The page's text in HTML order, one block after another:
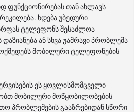
ფუნქციონირებას თან ახლავს
ხდება უბედური
ტელეფონს შესაძლოა
ან სხვა უამრავი პრობლემა
მობილური ტელეფონების
ეს ყოვლისმომცველი
მობილური მოწყობილობების
პრობლემების გააზრებიდან სწორი